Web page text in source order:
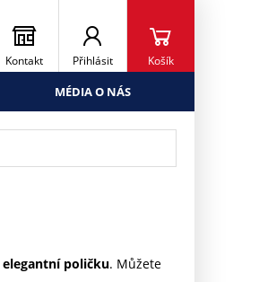
Kontakt Přihlásit Košík
MÉDIA O NÁS
elegantní poličku. Můžete